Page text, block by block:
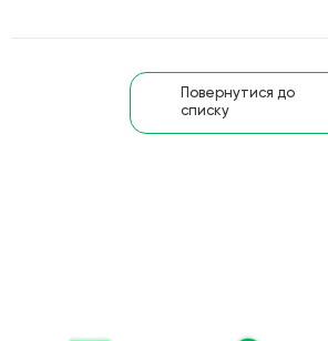
Повернутися до
списку